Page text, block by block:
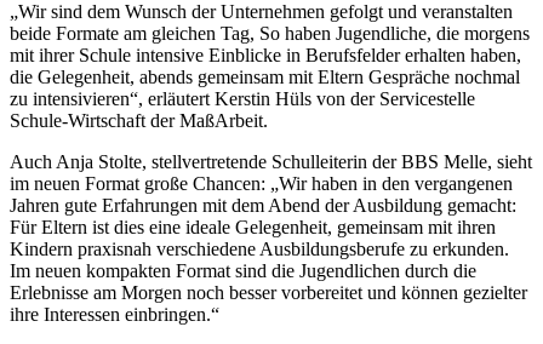
„Wir sind dem Wunsch der Unternehmen gefolgt und veranstalten
beide Formate am gleichen Tag, So haben Jugendliche, die morgens
mit ihrer Schule intensive Einblicke in Berufsfelder erhalten haben,
die Gelegenheit, abends gemeinsam mit Eltern Gespräche nochmal
zu intensivieren“, erläutert Kerstin Hüls von der Servicestelle
Schule-Wirtschaft der MaßArbeit.
Auch Anja Stolte, stellvertretende Schulleiterin der BBS Melle, sieht
im neuen Format große Chancen: „Wir haben in den vergangenen
Jahren gute Erfahrungen mit dem Abend der Ausbildung gemacht:
Für Eltern ist dies eine ideale Gelegenheit, gemeinsam mit ihren
Kindern praxisnah verschiedene Ausbildungsberufe zu erkunden.
Im neuen kompakten Format sind die Jugendlichen durch die
Erlebnisse am Morgen noch besser vorbereitet und können gezielter
ihre Interessen einbringen.“